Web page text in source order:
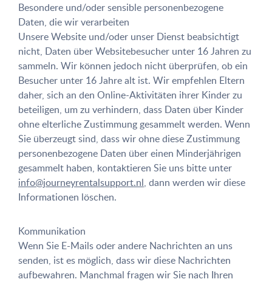
Besondere und/oder sensible personenbezogene
Daten, die wir verarbeiten
Unsere Website und/oder unser Dienst beabsichtigt
nicht, Daten über Websitebesucher unter 16 Jahren zu
sammeln. Wir können jedoch nicht überprüfen, ob ein
Besucher unter 16 Jahre alt ist. Wir empfehlen Eltern
daher, sich an den Online-Aktivitäten ihrer Kinder zu
beteiligen, um zu verhindern, dass Daten über Kinder
ohne elterliche Zustimmung gesammelt werden. Wenn
Sie überzeugt sind, dass wir ohne diese Zustimmung
personenbezogene Daten über einen Minderjährigen
gesammelt haben, kontaktieren Sie uns bitte unter
info@journeyrentalsupport.nl, dann werden wir diese
Informationen löschen.
Kommunikation
Wenn Sie E-Mails oder andere Nachrichten an uns
senden, ist es möglich, dass wir diese Nachrichten
aufbewahren. Manchmal fragen wir Sie nach Ihren